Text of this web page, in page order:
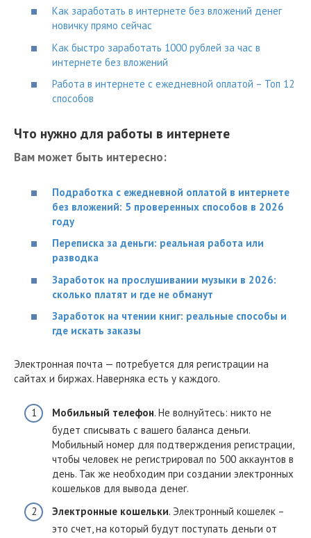
Как заработать в интернете без вложений денег
новичку прямо сейчас
Как быстро заработать 1000 рублей за час в
интернете без вложений
Работа в интернете с ежедневной оплатой – Топ 12
способов
Что нужно для работы в интернете
Вам может быть интересно:
Подработка с ежедневной оплатой в интернете
без вложений: 5 проверенных способов в 2026
году
Переписка за деньги: реальная работа или
разводка
Заработок на прослушивании музыки в 2026:
сколько платят и где не обманут
Заработок на чтении книг: реальные способы и
где искать заказы
Электронная почта — потребуется для регистрации на
сайтах и биржах. Наверняка есть у каждого.
Мобильный телефон. Не волнуйтесь: никто не
будет списывать с вашего баланса деньги.
Мобильный номер для подтверждения регистрации,
чтобы человек не регистрировал по 500 аккаунтов в
день. Так же необходим при создании электронных
кошельков для вывода денег.
Электронные кошельки. Электронный кошелек –
это счет, на который будут поступать деньги от